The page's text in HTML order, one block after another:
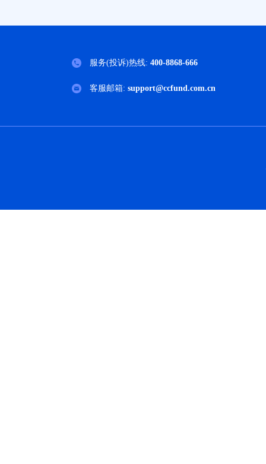
服务(投诉)热线: 400-8868-666
客服邮箱: support@ccfund.com.cn